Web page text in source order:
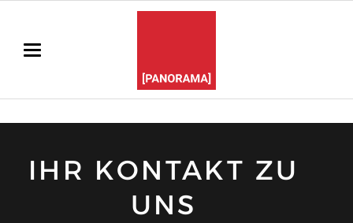
IHR KONTAKT ZU
UNS